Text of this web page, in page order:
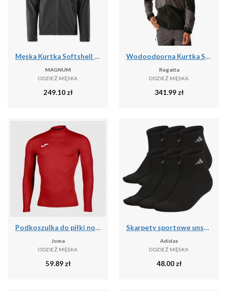
Męska Kurtka Softshell 2.0 Deer
MAGNUM
ODZIEŻ MĘSKA
249.10zł
Wodoodporna Kurtka Stretch Shell Dla Dorosłych Unisex
Regatta
ODZIEŻ MĘSKA
341.99zł
Podkoszulka do piłki nożnej dla dorosłych Joma Brama Academy z długim rękawem
Joma
ODZIEŻ MĘSKA
59.89zł
Skarpety sportowe unsex Adidas PER ANKLE AA2321 3-PAK
Adidas
ODZIEŻ MĘSKA
48.00zł